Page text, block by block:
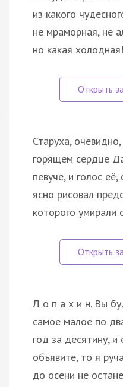
из какого
не мраморная, не
но какая
Старуха,
горящем сердце
певуче, и голос её,
ясно рисовал
которого умирали
Л о п а х и н. Вы
самое малое по
год за десятину, и
объявите, то я
до осени не